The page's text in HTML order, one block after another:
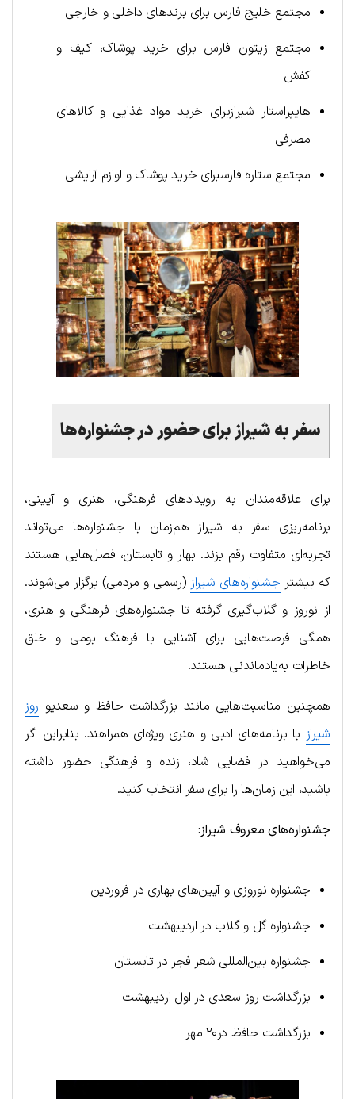
مجتمع خلیج فارس برای برندهای داخلی و خارجی
مجتمع زیتون فارس برای خرید پوشاک، کیف و
کفش
هایپراستار شیرازبرای خرید مواد غذایی و کالاهای
مصرفی
مجتمع ستاره فارسبرای خرید پوشاک و لوازم آرایشی
سفربهشیرازبرایحضوردرجشنوارهها
برای علاقه‌مندان به رویدادهای فرهنگی، هنری و آیینی،
برنامه‌ریزی سفر به شیراز هم‌زمان با جشنواره‌ها می‌تواند
تجربه‌ای متفاوت رقم بزند. بهار و تابستان، فصل‌هایی هستند
که بیشتر جشنواره‌های شیراز (رسمی و مردمی) برگزار می‌شوند.
از نوروز و گلاب‌گیری گرفته تا جشنواره‌های فرهنگی و هنری،
همگی فرصت‌هایی برای آشنایی با فرهنگ بومی و خلق
خاطرات به‌یادماندنی هستند.
همچنین مناسبت‌هایی مانند بزرگداشت حافظ و سعدیو روز
شیراز با برنامه‌های ادبی و هنری ویژه‌ای همراهند. بنابراین اگر
می‌خواهید در فضایی شاد، زنده و فرهنگی حضور داشته
باشید، این زمان‌ها را برای سفر انتخاب کنید.
جشنوارههای معروف شیراز:
جشنواره نوروزی و آیین‌های بهاری در فروردین
جشنواره گل و گلاب در اردیبهشت
جشنواره بین‌المللی شعر فجر در تابستان
بزرگداشت روز سعدی در اول اردیبهشت
بزرگداشت حافظ در۲۰ مهر